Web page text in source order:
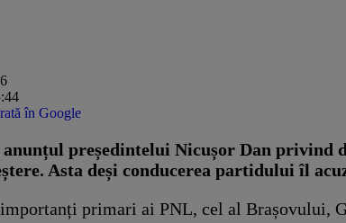
în Google
anunțul președintelui Nicușor Dan
Asta deși conducerea partidului îl
primari ai PNL, cel al Brașovului,